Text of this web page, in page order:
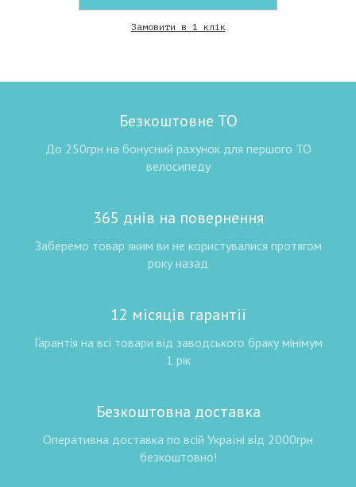
Замовити в 1 клік
Безкоштовне ТО
До 250грн на бонусний рахунок для першого ТО
велосипеду
365 днів на повернення
Заберемо товар яким ви не користувалися протягом
року назад
12 місяців гарантії
Гарантія на всі товари від заводського браку мінімум
1 рік
Безкоштовна доставка
Оперативна доставка по всій Україні від 2000грн
безкоштовно!